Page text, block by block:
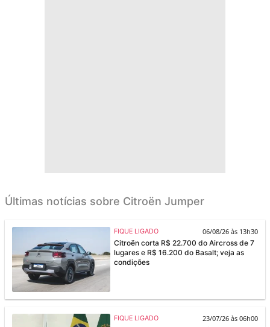
Últimas notícias sobre Citroën Jumper
FIQUE LIGADO
06/08/26 às 13h30
Citroën corta R$ 22.700 do Aircross de 7
lugares e R$ 16.200 do Basalt; veja as
condições
FIQUE LIGADO
23/07/26 às 06h00